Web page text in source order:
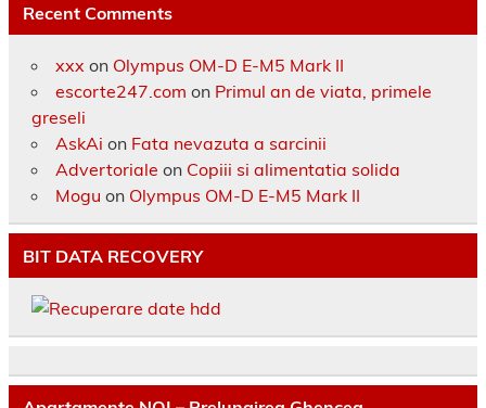
Recent Comments
xxx on Olympus OM-D E-M5 Mark II
escorte247.com on Primul an de viata, primele
greseli
AskAi on Fata nevazuta a sarcinii
Advertoriale on Copiii si alimentatia solida
Mogu on Olympus OM-D E-M5 Mark II
BIT DATA RECOVERY